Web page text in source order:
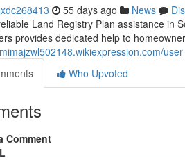
55 days ago News
Land Registry Plan assistance in
provides dedicated help to
user
Who Upvoted
Comment